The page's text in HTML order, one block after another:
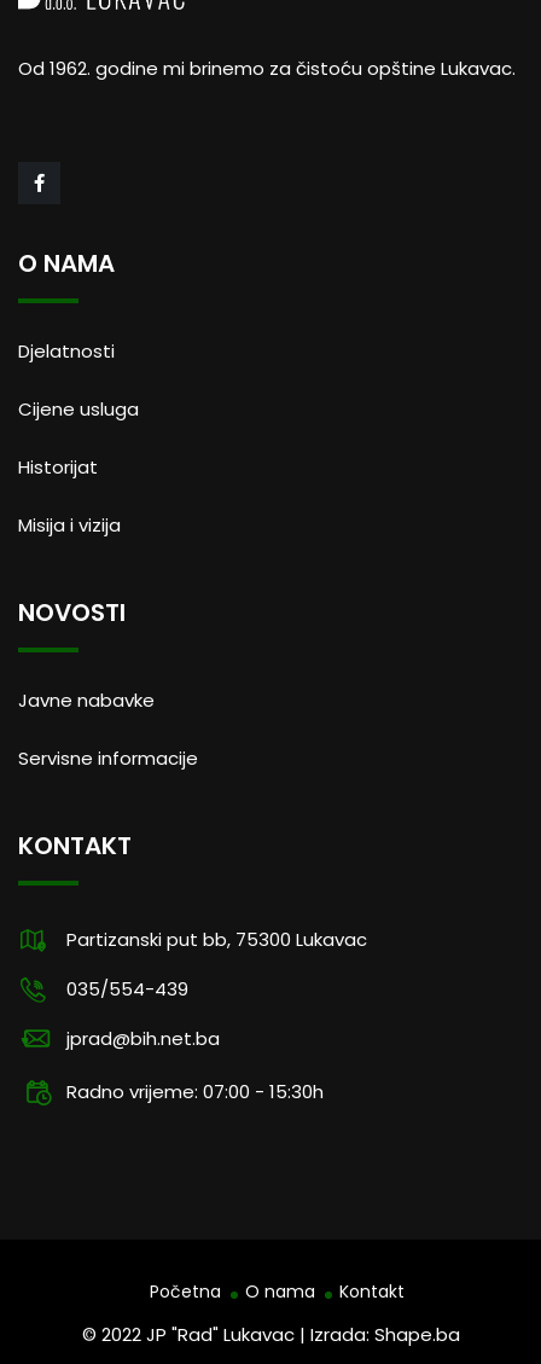
Od 1962. godine mi brinemo za čistoću opštine Lukavac.
O NAMA
Djelatnosti
Cijene usluga
Historijat
Misija i vizija
NOVOSTI
Javne nabavke
Servisne informacije
KONTAKT
Partizanski put bb, 75300 Lukavac
035/554-439
jprad@bih.net.ba
Radno vrijeme: 07:00 - 15:30h
© 2022 JP "Rad" Lukavac | Izrada: Shape.ba
Početna O nama Kontakt